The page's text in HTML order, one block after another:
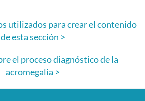
utilizados para crear el contenido
de esta sección >
el proceso diagnóstico de la
acromegalia >